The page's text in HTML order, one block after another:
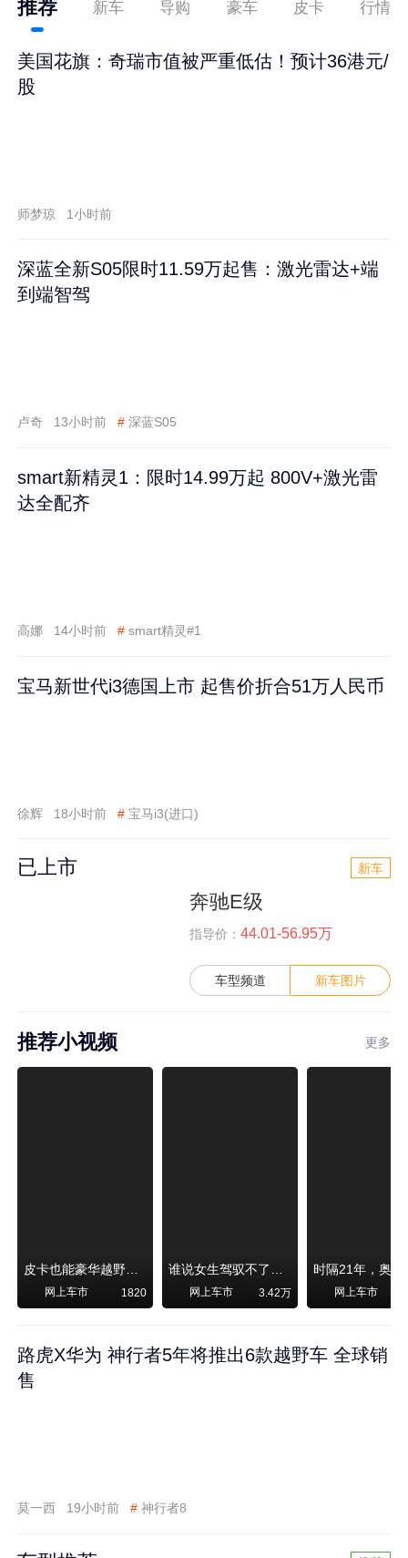
推荐 新车 导购 豪车 皮卡 行情
美国花旗：奇瑞市值被严重低估！预计36港元/
股
师梦琼 1小时前
深蓝全新S05限时11.59万起售：激光雷达+端
到端智驾
卢奇 13小时前 # 深蓝S05
smart新精灵1：限时14.99万起 800V+激光雷
达全配齐
高娜 14小时前 # smart精灵#1
宝马新世代i3德国上市 起售价折合51万人民币
徐辉 18小时前 # 宝马i3(进口)
已上市 新车
奔驰E级
指导价： 44.01-56.95万
车型频道 新车图片
推荐小视频 更多
皮卡也能豪华越野！纵横F700上市，限时卖29.99万起
网上车市 1820
谁说女生驾驭不了大SUV？看我开问界M6驰骋坝上草原！
网上车市 3.42万 网上车市
路虎X华为 神行者5年将推出6款越野车 全球销
售
莫一西 19小时前 # 神行者8